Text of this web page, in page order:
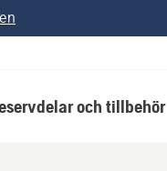
och tillbehör